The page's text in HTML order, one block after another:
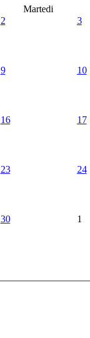
Martedi
2 3
9 10
16 17
23 24
30 1